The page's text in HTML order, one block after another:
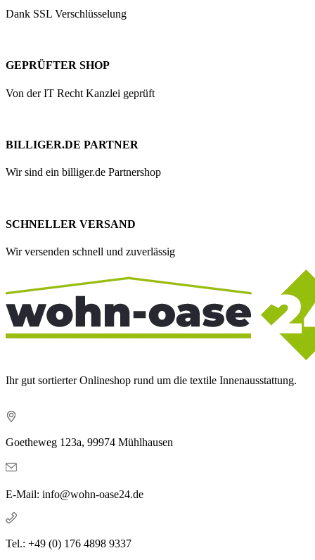
Dank SSL Verschlüsselung
GEPRÜFTER SHOP
Von der IT Recht Kanzlei geprüft
BILLIGER.DE PARTNER
Wir sind ein billiger.de Partnershop
SCHNELLER VERSAND
Wir versenden schnell und zuverlässig
Ihr gut sortierter Onlineshop rund um die textile Innenausstattung.
Goetheweg 123a, 99974 Mühlhausen
E-Mail: info@wohn-oase24.de
Tel.: +49 (0) 176 4898 9337